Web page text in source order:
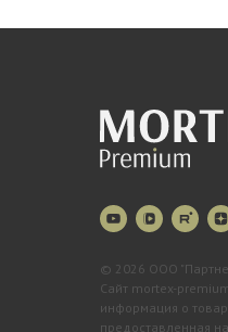
© 2026 ООО
Сайт mortex-
информация о
предоставленная